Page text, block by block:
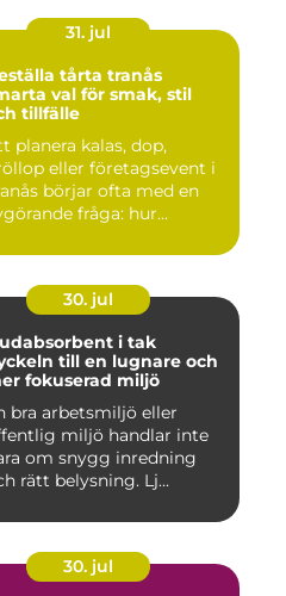
31. jul
tårta tranås
val för smak, stil
tillfälle
planera kalas, dop,
eller företagsevent i
börjar ofta med en
fråga: hur...
30. jul
i tak
till en lugnare och
fokuserad miljö
bra arbetsmiljö eller
miljö handlar inte
om snygg inredning
rätt belysning. Lj...
30. jul